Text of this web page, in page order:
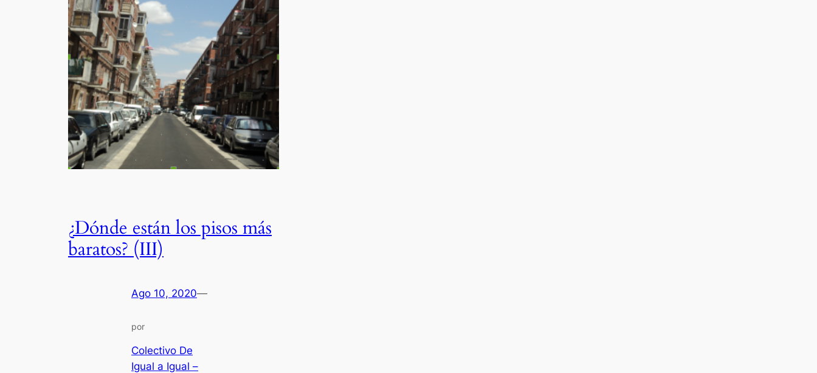
¿Dónde están los pisos más
baratos? (III)
Ago 10, 2020—
por
Colectivo De
Igual a Igual –